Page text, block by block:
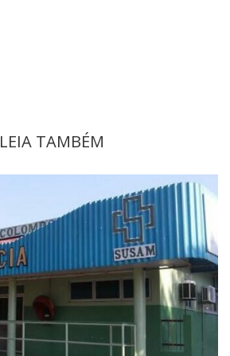
LEIA TAMBÉM